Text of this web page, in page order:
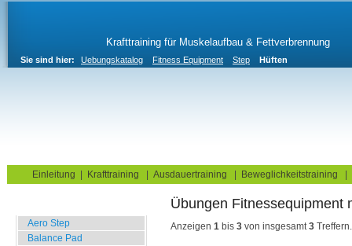
Krafttraining für Muskelaufbau & Fettverbrennung
Sie sind hier: Uebungskatalog Fitness Equipment Step Hüften
Einleitung Krafttraining Ausdauertraining Beweglichkeitstraining
Aero Step
Balance Pad
Übungen Fitnessequipment
Anzeigen 1 bis 3 von insgesamt3 Treffern.